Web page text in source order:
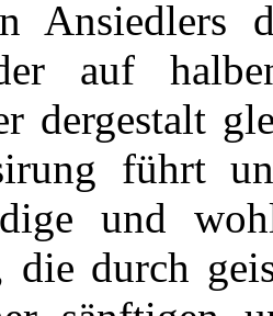
Ansiedlers
auf
dergestalt
führt
und
die durch